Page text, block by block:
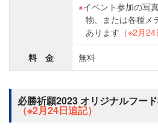
イベント参加の写
物、または各種メ
あります （※2月24
料 金 無料
必勝祈願2023 オリジナルフー
（※2月24日追記）